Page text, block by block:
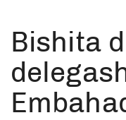
Bishita